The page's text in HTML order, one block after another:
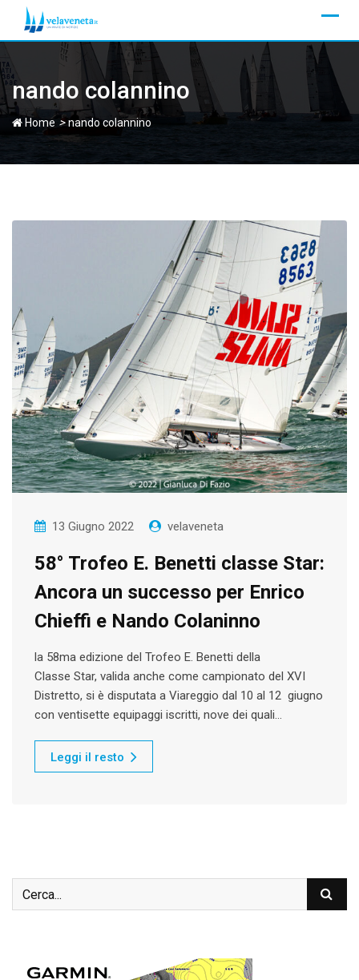
nando colannino
Home >nando colannino
13 Giugno 2022 velaveneta
58° Trofeo E. Benetti classe Star:
Ancora un successo per Enrico
Chieffi e Nando Colaninno
la 58ma edizione del Trofeo E. Benetti della
Classe Star, valida anche come campionato del XVI
Distretto, si è disputata a Viareggio dal 10 al 12 giugno
con ventisette equipaggi iscritti, nove dei quali…
Leggi il resto